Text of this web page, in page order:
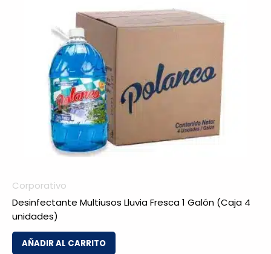
Corporativo
Desinfectante Multiusos Lluvia Fresca 1 Galón (Caja 4
unidades)
AÑADIR AL CARRITO